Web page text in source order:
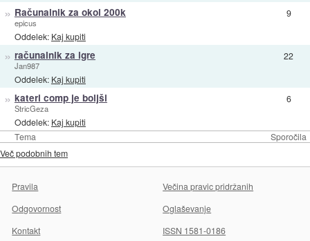
Tema Sporočila
» Računalnik za okol 200k
epicus
Oddelek: Kaj kupiti
9
» računalnik za igre
Jan987
Oddelek: Kaj kupiti
22
» kateri comp je boljši
StricGeza
Oddelek: Kaj kupiti
6
Več podobnih tem
Pravila
Večina pravic pridržanih
Odgovornost
Oglaševanje
Kontakt
ISSN 1581-0186